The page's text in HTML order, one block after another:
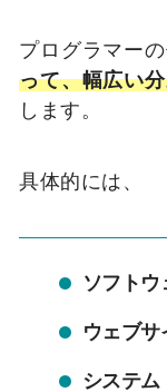
プログラマー
って、幅広い
します。
具体的には、
ソフトウ
ウェブサ
システム